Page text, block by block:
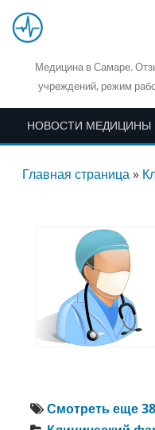
Медицина в Самаре.
учреждений, режим
НОВОСТИ МЕДИЦИНЫ
Главная страница»
Смотреть еще